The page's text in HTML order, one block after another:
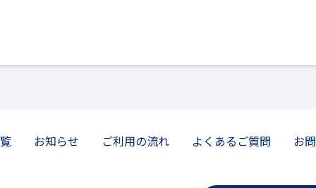
お知らせ ご利用の流れ よくあるご質問 お